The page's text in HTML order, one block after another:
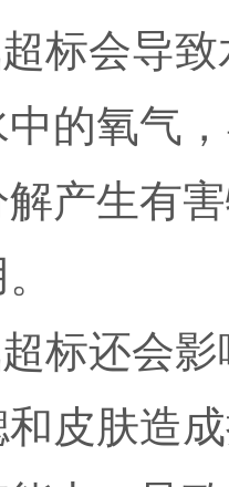
标会导
的氧气
产生有
标还会
皮肤造